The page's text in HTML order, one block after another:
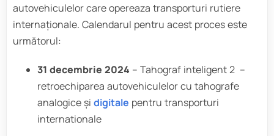
autovehiculelor care opereaza transporturi rutiere
internaționale. Calendarul pentru acest proces este
următorul:
31 decembrie 2024 – Tahograf inteligent 2 –
retroechiparea autovehiculelor cu tahografe
analogice și digitale pentru transporturi
internationale